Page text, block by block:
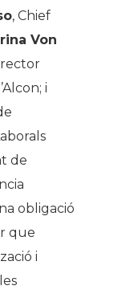
, Chief
Von
i
de
obligació
que
i